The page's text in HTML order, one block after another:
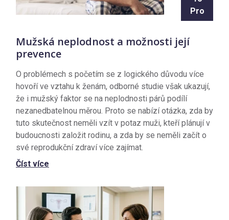
Pro
Mužská neplodnost a možnosti její
prevence
O problémech s početím se z logického důvodu více
hovoří ve vztahu k ženám, odborné studie však ukazují,
že i mužský faktor se na neplodnosti párů podílí
nezanedbatelnou měrou. Proto se nabízí otázka, zda by
tuto skutečnost neměli vzít v potaz muži, kteří plánují v
budoucnosti založit rodinu, a zda by se neměli začít o
své reprodukční zdraví více zajímat.
Číst více